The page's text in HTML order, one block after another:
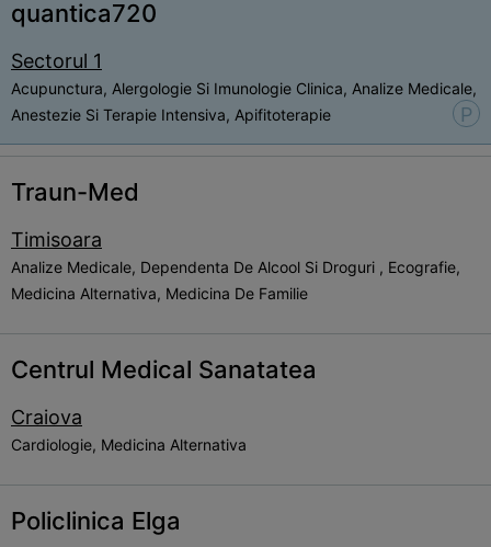
quantica720
Sectorul 1
Acupunctura, Alergologie Si Imunologie Clinica, Analize Medicale,
Anestezie Si Terapie Intensiva, Apifitoterapie
P
Traun-Med
Timisoara
Analize Medicale, Dependenta De Alcool Si Droguri , Ecografie,
Medicina Alternativa, Medicina De Familie
Centrul Medical Sanatatea
Craiova
Cardiologie, Medicina Alternativa
Policlinica Elga